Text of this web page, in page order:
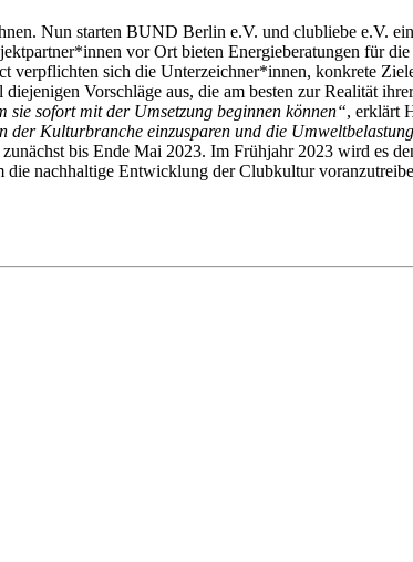
Nun starten BUND Berlin e.V. und clubliebe e.V.
vor Ort bieten Energieberatungen für
verpflichten sich die Unterzeichner*innen, konkrete
Vorschläge aus, die am besten zur Realität
sofort mit der Umsetzung beginnen können“, erklärt
Kulturbranche einzusparen und die
bis Ende Mai 2023. Im Frühjahr 2023 wird es
die nachhaltige Entwicklung der Clubkultur